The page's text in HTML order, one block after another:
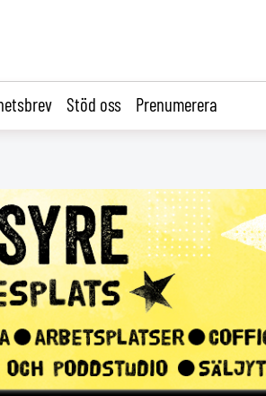
Stöd oss Prenumerera